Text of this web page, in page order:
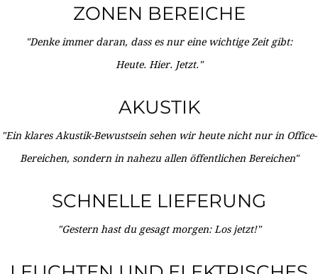
ZONEN BEREICHE
"Denke immer daran, dass es nur eine wichtige Zeit gibt:
Heute. Hier. Jetzt."
AKUSTIK
"Ein klares Akustik-Bewustsein sehen wir heute nicht nur in Office-
Bereichen, sondern in nahezu allen öffentlichen Bereichen"
SCHNELLE LIEFERUNG
"Gestern hast du gesagt morgen: Los jetzt!"